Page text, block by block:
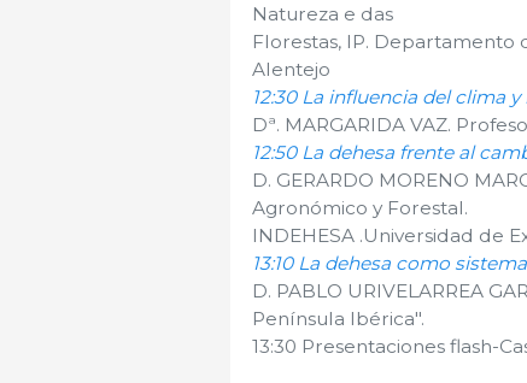
Natureza e das
Florestas, IP. Departamento
Alentejo
12:30 La influencia del clima
Dª. MARGARIDA VAZ.
12:50 La dehesa frente al
D. GERARDO MORENO
Agronómico y Forestal.
INDEHESA .Universidad de
13:10 La dehesa como
D. PABLO URIVELARREA
Península Ibérica".
13:30 Presentaciones flash-